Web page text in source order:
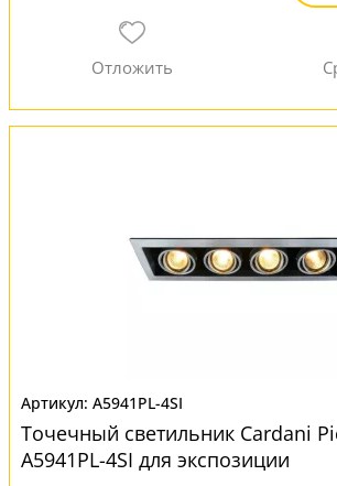
A5941PL-4SI
Точечный светильник Cardani
A5941PL-4SI для экспозиции